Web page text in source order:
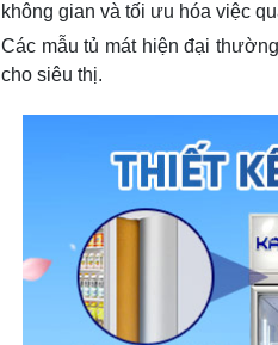
không gian và tối ưu hóa việc
Các mẫu tủ mát hiện đại
cho siêu thị.